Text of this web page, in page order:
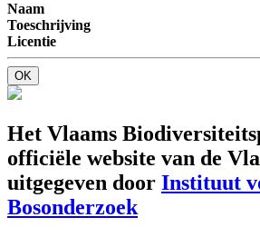
Naam
Toeschrijving
Licentie
OK
Het Vlaams
officiële website van de
uitgegeven door Instituut
Bosonderzoek